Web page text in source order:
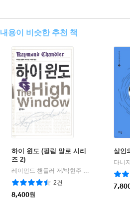
내용이 비슷한 추천 책
하이 윈도 (필립 말로 시리
즈 2)
북하우스
2건
8,400원
살인